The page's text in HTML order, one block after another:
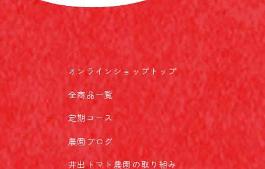
オンラインショップトップ
全商品一覧
定期コース
農園ブログ
井出トマト農園の取り組み